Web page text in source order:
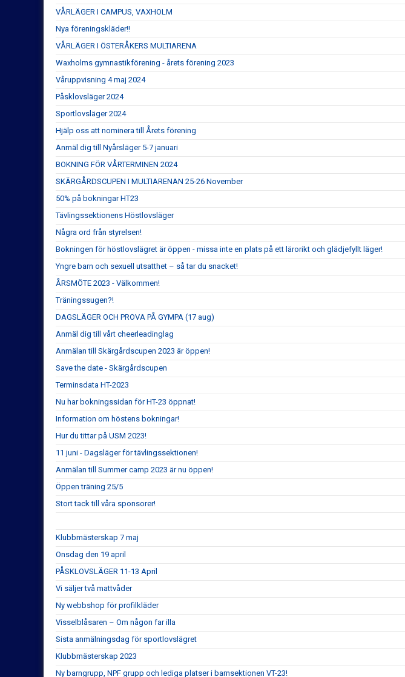
VÅRLÄGER I CAMPUS, VAXHOLM
Nya föreningskläder!!
VÅRLÄGER I ÖSTERÅKERS MULTIARENA
Waxholms gymnastikförening - årets förening 2023
Våruppvisning 4 maj 2024
Påsklovsläger 2024
Sportlovsläger 2024
Hjälp oss att nominera till Årets förening
Anmäl dig till Nyårsläger 5-7 januari
BOKNING FÖR VÅRTERMINEN 2024
SKÄRGÅRDSCUPEN I MULTIARENAN 25-26 November
50% på bokningar HT23
Tävlingssektionens Höstlovsläger
Några ord från styrelsen!
Bokningen för höstlovslägret är öppen - missa inte en plats på ett lärorikt och glädjefyllt läger!
Yngre barn och sexuell utsatthet – så tar du snacket!
ÅRSMÖTE 2023 - Välkommen!
Träningssugen?!
DAGSLÄGER OCH PROVA PÅ GYMPA (17 aug)
Anmäl dig till vårt cheerleadinglag
Anmälan till Skärgårdscupen 2023 är öppen!
Save the date - Skärgårdscupen
Terminsdata HT-2023
Nu har bokningssidan för HT-23 öppnat!
Information om höstens bokningar!
Hur du tittar på USM 2023!
11 juni - Dagsläger för tävlingssektionen!
Anmälan till Summer camp 2023 är nu öppen!
Öppen träning 25/5
Stort tack till våra sponsorer!
Klubbmästerskap 7 maj
Onsdag den 19 april
PÅSKLOVSLÄGER 11-13 April
Vi säljer två mattvåder
Ny webbshop för profilkläder
Visselblåsaren – Om någon far illa
Sista anmälningsdag för sportlovslägret
Klubbmästerskap 2023
Ny barngrupp, NPF grupp och lediga platser i barnsektionen VT-23!